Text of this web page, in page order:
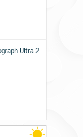
Ultra 2